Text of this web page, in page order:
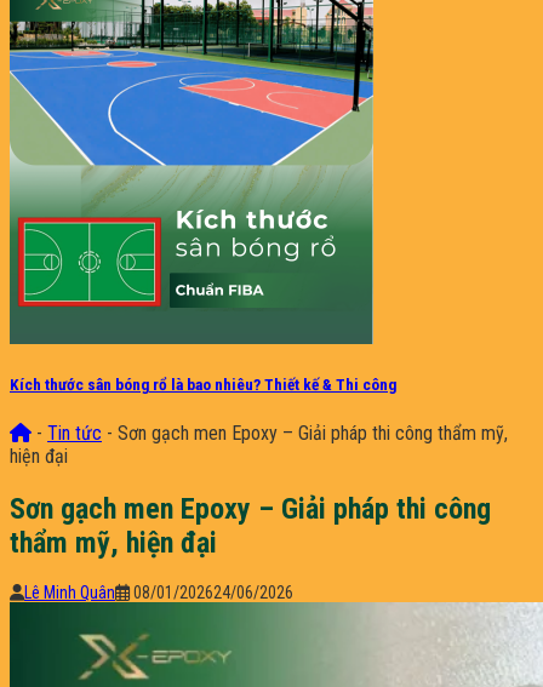
Kích thước sân bóng rổ là bao nhiêu? Thiết kế & Thi công
- Tin tức - Sơn gạch men Epoxy – Giải pháp thi công thẩm mỹ,
hiện đại
Sơn gạch men Epoxy – Giải pháp thi công
thẩm mỹ, hiện đại
Lê Minh Quân 08/01/202624/06/2026